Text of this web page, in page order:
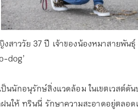
าววัย 37 ปี เจ้าของน้องหมาสายพัน
dog’
ป็นนักอนุรักษ์สิ่งแวดล้อม ในเขตเวสต์
นให้ ทรินนี่ รักษาความสะอาดอยู่ตลอด